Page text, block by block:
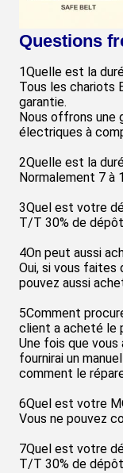
Questions
1Quelle est la
Tous les chariots
garantie.
Nous offrons une
électriques à
2Quelle est la
Normalement 7 à
3Quel est votre
T/T 30% de
4On peut aussi
Oui, si vous faites
pouvez aussi
5Comment
client a acheté le
Une fois que
fournirai un
comment le
6Quel est votre
Vous ne pouvez
7Quel est votre
T/T 30% de